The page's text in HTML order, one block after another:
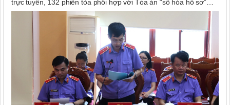
trực tuyến, 132 phiên tòa phối hợp với Tòa án “số hóa hồ sơ”…